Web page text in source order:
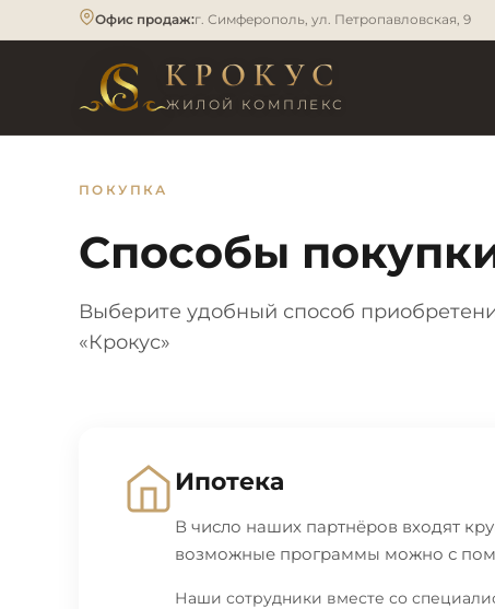
Офис продаж:г. Симферополь, ул. Петропавловская, 9
КРОКУС
ЖИЛОЙ КОМПЛЕКС
ПОКУПКА
Способы
Выберите удобный способ
«Крокус»
Ипотека
В число наших партнёров входят
возможные программы можно с
Наши сотрудники вместе со